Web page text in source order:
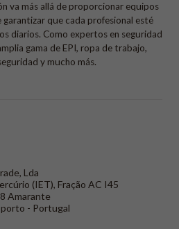
va más allá de proporcionar equipos
que cada profesional esté
diarios. Como expertos en seguridad
gama de EPI, ropa de trabajo,
y mucho más.
Lda
(IET), Fração AC I45
Amarante
- Portugal